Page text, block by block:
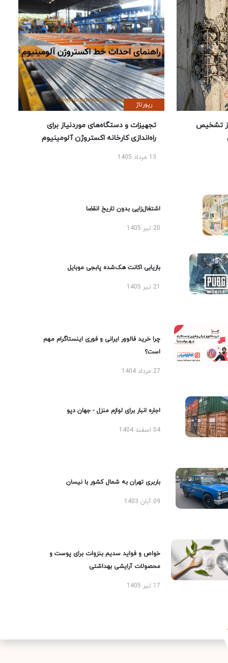
تشخیص
رپورتاژ
تجهیزات و دستگاه‌های موردنیاز برای
راه‌اندازی کارخانه اکستروژن آلومینیوم
13 مرداد 1405
اشتغال‌زایی بدون تاریخ انقضا
20 تیر 1405
بازیابی اکانت هک‌شده پابجی موبایل
چرا خرید فالوور ایرانی و فوری اینستاگرام مهم
است؟
27 مرداد 1404
اجاره انبار برای لوازم منزل - جهان دپو
04 اسفند 1404
باربری تهران به شمال کشور با نیسان
09 آبان 1403
خواص و فواید سدیم بنزوات برای پوست و
محصولات آرایشی بهداشتی
17 تیر 1405